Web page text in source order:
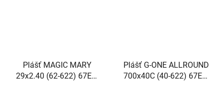
Plášť MAGIC MARY
29x2.40 (62-622) 67EPI
Plášť G-ONE ALLROUND
700x40C (40-622) 67EPI